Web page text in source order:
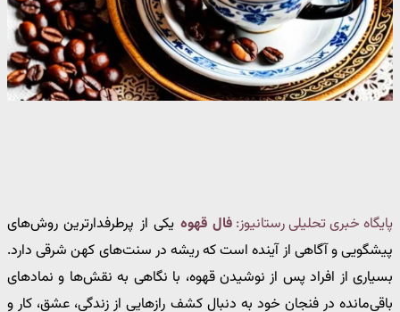
پایگاه خبری تحلیلی رستانیوز: فال قهوه یکی از پرطرفدارترین روش‌های
پیشگویی و آگاهی از آینده است که ریشه در سنت‌های کهن شرقی دارد.
بسیاری از افراد پس از نوشیدن قهوه، با نگاهی به نقش‌ها و نمادهای
باقی‌مانده در فنجان خود به دنبال کشف رازهایی از زندگی، عشق، کار و